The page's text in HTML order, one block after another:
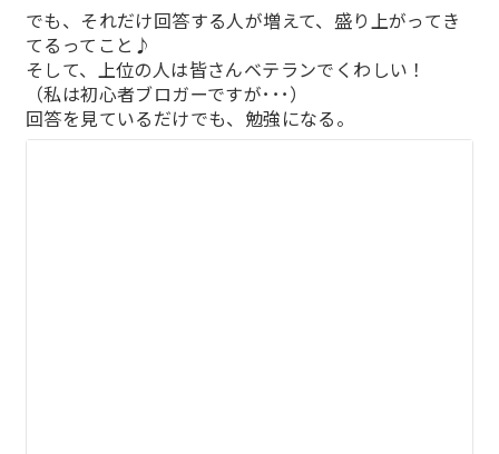
でも、それだけ回答する人が増えて、盛り上がってき
てるってこと♪
そして、上位の人は皆さんベテランでくわしい！
（私は初心者ブロガーですが･･･）
回答を見ているだけでも、勉強になる。